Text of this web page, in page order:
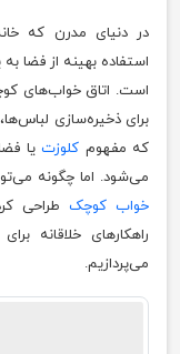
در دنیای مدرن که
استفاده بهینه از فضا
است. اتاق خواب‌های
برای ذخیره‌سازی
که مفهوم کلوزتیا
می‌شود. اما چگونه
خواب کوچک طراحی
راهکارهای خلاقانه
می‌پردازیم.